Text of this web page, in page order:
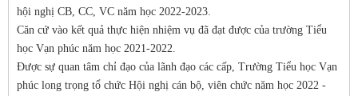
hội nghị CB, CC, VC năm học 2022-2023.
Căn cứ vào kết quả thực hiện nhiệm vụ đã đạt được của trường Tiểu
học Vạn phúc năm học 2021-2022.
Được sự quan tâm chỉ đạo của lãnh đạo các cấp, Trường Tiểu học Vạn
phúc long trọng tổ chức Hội nghị cán bộ, viên chức năm học 2022 -